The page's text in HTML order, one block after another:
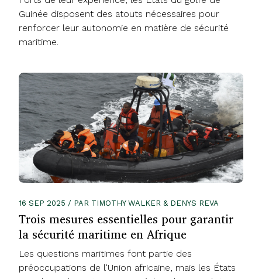
Guinée disposent des atouts nécessaires pour
renforcer leur autonomie en matière de sécurité
maritime.
16 SEP 2025 / PAR TIMOTHY WALKER & DENYS REVA
Trois mesures essentielles pour garantir
la sécurité maritime en Afrique
Les questions maritimes font partie des
préoccupations de l'Union africaine, mais les États